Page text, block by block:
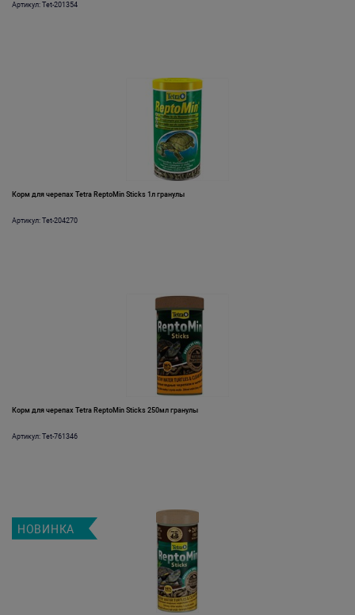
Артикул: Tet-201354
Корм для черепах Tetra ReptoMin Sticks 1л гранулы
Артикул: Tet-204270
Корм для черепах Tetra ReptoMin Sticks 250мл гранулы
Артикул: Tet-761346
НОВИНКА